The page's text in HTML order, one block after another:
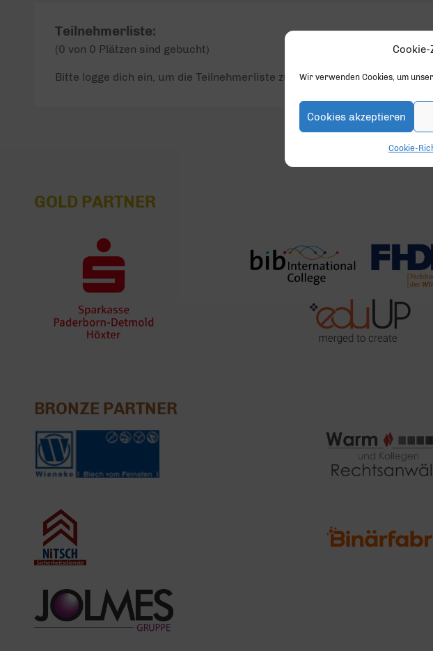
Wir verwenden Cookies, um
Cookies akzeptieren
Cookie-
Teilnehmerliste:
(0 von 0 Plätzen sind gebucht)
Bitte logge dich ein, um die Teilnehmerliste zu sehen.
GOLD PARTNER
BRONZE PARTNER